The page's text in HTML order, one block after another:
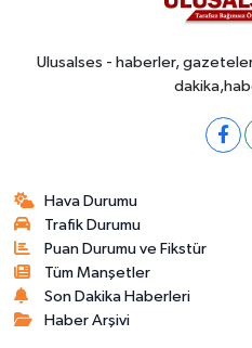
Ulusalses - haberler,
Hava Durumu
Trafik Durumu
Puan Durumu ve Fikstür
Tüm Manşetler
Son Dakika Haberleri
Haber Arşivi